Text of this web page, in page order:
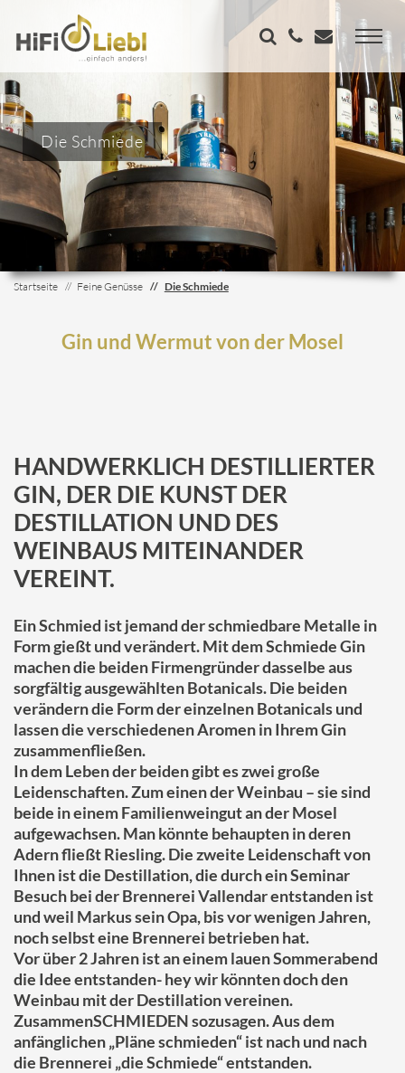
Die Schmiede
Startseite Feine Genüsse Die Schmiede
Gin und Wermut von der Mosel
HANDWERKLICH DESTILLIERTER
GIN, DER DIE KUNST DER
DESTILLATION UND DES
WEINBAUS MITEINANDER
VEREINT.
Ein Schmied ist jemand der schmiedbare Metalle in
Form gießt und verändert. Mit dem Schmiede Gin
machen die beiden Firmengründer dasselbe aus
sorgfältig ausgewählten Botanicals. Die beiden
verändern die Form der einzelnen Botanicals und
lassen die verschiedenen Aromen in Ihrem Gin
zusammenfließen.
In dem Leben der beiden gibt es zwei große
Leidenschaften. Zum einen der Weinbau – sie sind
beide in einem Familienweingut an der Mosel
aufgewachsen. Man könnte behaupten in deren
Adern fließt Riesling. Die zweite Leidenschaft von
Ihnen ist die Destillation, die durch ein Seminar
Besuch bei der Brennerei Vallendar entstanden ist
und weil Markus sein Opa, bis vor wenigen Jahren,
noch selbst eine Brennerei betrieben hat.
Vor über 2 Jahren ist an einem lauen Sommerabend
die Idee entstanden- hey wir könnten doch den
Weinbau mit der Destillation vereinen.
ZusammenSCHMIEDEN sozusagen. Aus dem
anfänglichen „Pläne schmieden“ ist nach und nach
die Brennerei „die Schmiede“ entstanden.